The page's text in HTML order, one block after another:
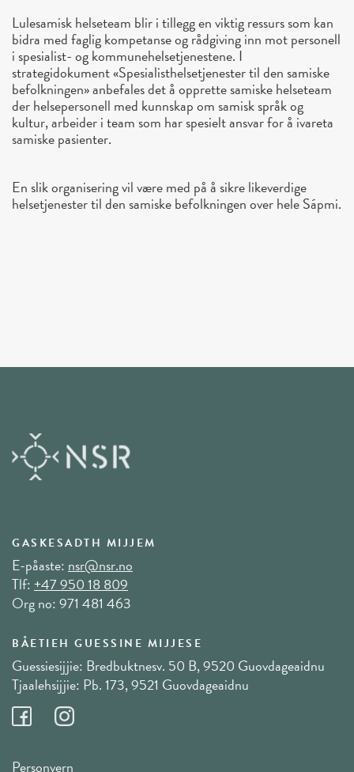
Lulesamisk helseteam blir i tillegg en viktig ressurs som kan
bidra med faglig kompetanse og rådgiving inn mot personell
i spesialist- og kommunehelsetjenestene. I
strategidokument «Spesialisthelsetjenester til den samiske
befolkningen» anbefales det å opprette samiske helseteam
der helsepersonell med kunnskap om samisk språk og
kultur, arbeider i team som har spesielt ansvar for å ivareta
samiske pasienter.
En slik organisering vil være med på å sikre likeverdige
helsetjenester til den samiske befolkningen over hele Sápmi.
GASKESADTH MIJJEM
E-påaste: nsr@nsr.no
Tlf:+47 950 18 809
Org no: 971 481 463
BÅETIEH GUESSINE MIJJESE
Guessiesijjie: Bredbuktnesv. 50 B, 9520 Guovdageaidnu
Tjaalehsijjie: Pb. 173, 9521 Guovdageaidnu
Personvern